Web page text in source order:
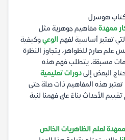
كتاب هوسرل
ممهدة مفاهيم جوهرية مثل
تعتبر أساسية لفهمالوعيوكيفية
علم صارم للظواهر، يتجاوز النظرة
مسبقة. يتطلب فهم هذه
البعض إلىدورات تعليمية
هذه المفاهيم ذات صلة حتى
الأحداث بناءً على فهمنا لنية
لعلم الظاهريات الخالص